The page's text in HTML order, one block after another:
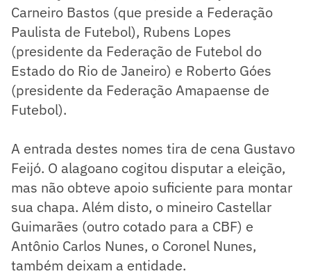
Carneiro Bastos (que preside a Federação
Paulista de Futebol), Rubens Lopes
(presidente da Federação de Futebol do
Estado do Rio de Janeiro) e Roberto Góes
(presidente da Federação Amapaense de
Futebol).
A entrada destes nomes tira de cena Gustavo
Feijó. O alagoano cogitou disputar a eleição,
mas não obteve apoio suficiente para montar
sua chapa. Além disto, o mineiro Castellar
Guimarães (outro cotado para a CBF) e
Antônio Carlos Nunes, o Coronel Nunes,
também deixam a entidade.